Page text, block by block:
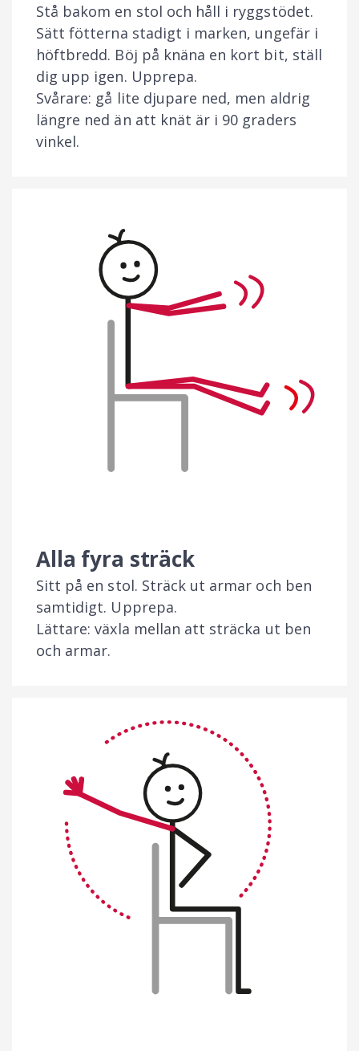
Stå bakom en stol och håll i ryggstödet.
Sätt fötterna stadigt i marken, ungefär i
höftbredd. Böj på knäna en kort bit, ställ
dig upp igen. Upprepa.
Svårare: gå lite djupare ned, men aldrig
längre ned än att knät är i 90 graders
vinkel.
Alla fyra sträck
Sitt på en stol. Sträck ut armar och ben
samtidigt. Upprepa.
Lättare: växla mellan att sträcka ut ben
och armar.